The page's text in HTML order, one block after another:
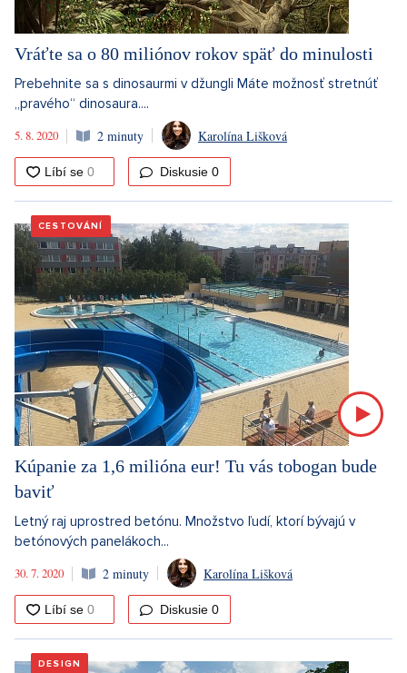
Vráťte sa o 80 miliónov rokov späť do minulosti
Prebehnite sa s dinosaurmi v džungli Máte možnosť stretnúť
„pravého“ dinosaura....
5. 8. 2020
2 minuty Karolína Lišková
Diskusie 0
CESTOVÁNÍ
Kúpanie za 1,6 milióna eur! Tu vás tobogan bude
baviť
Letný raj uprostred betónu. Množstvo ľudí, ktorí bývajú v
betónových panelákoch...
30. 7. 2020
2 minuty Karolína Lišková
Diskusie 0
DESIGN